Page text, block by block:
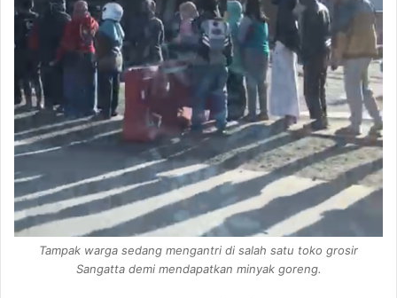
Tampak warga sedang mengantri di salah satu toko grosir
Sangatta demi mendapatkan minyak goreng.